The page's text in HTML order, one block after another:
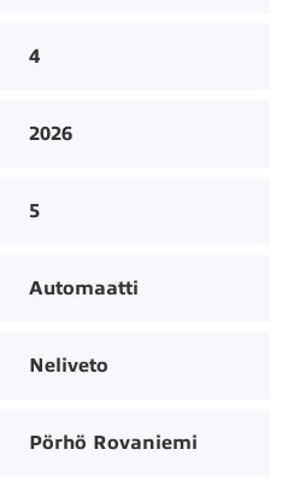
4
2026
5
Automaatti
Neliveto
Pörhö Rovaniemi